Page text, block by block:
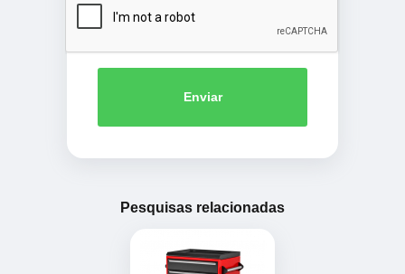
Enviar
Pesquisas relacionadas